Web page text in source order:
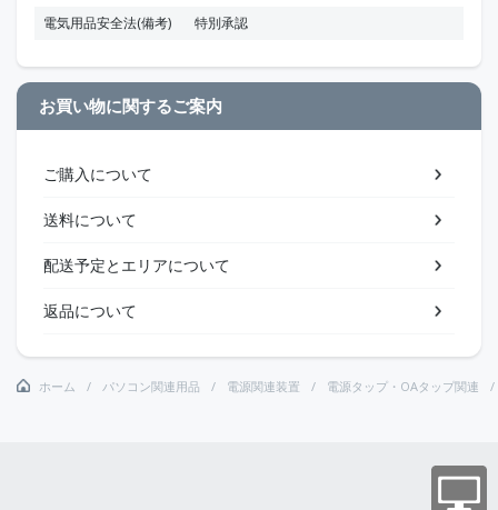
電気用品安全法(備考) 特別承認
お買い物に関するご案内
ご購入について
送料について
配送予定とエリアについて
返品について
ホーム パソコン関連用品 電源関連装置 電源タップ・OAタップ関連